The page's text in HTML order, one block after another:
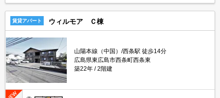
賃貸アパート ウィルモア Ｃ棟
山陽本線（中国）/西条駅 徒歩14分
広島県東広島市西条町西条東
築22年
2階建